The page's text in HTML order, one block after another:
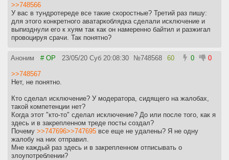
>>748566
У вас в тундротереде все такие скоростные? Третий раз пишу:
для этого конкретного аватаркоблядка сделали исключение и
выпизднули его к хуям так как он намеренно байтил и разжигал
провоцируя срачи. Так понятно?
Аноним # OP 23/05/20 Суб 20:08:30 №748568 60 0 0
>>748567
Нет, не понятно.
Кто сделал исключение? У модератора, сидящего на жалобах,
такой компетенции нет?
Когда этот "кто-то" сделал исключение? До или после того, как я
здесь и в закрепленном треде посты создал?
Почему >>747696>>747695 все еще не удалены? Я не одну
жалобу на них отправил.
Мне каждый раз здесь и в закрепленном отписывать о
злоупотреблении?